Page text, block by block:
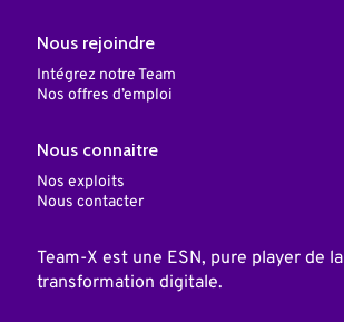
Nous rejoindre
Intégrez notre Team
Nos offres d’emploi
Nous connaitre
Nos exploits
Nous contacter
Team-X est une ESN, pure player de la
transformation digitale.